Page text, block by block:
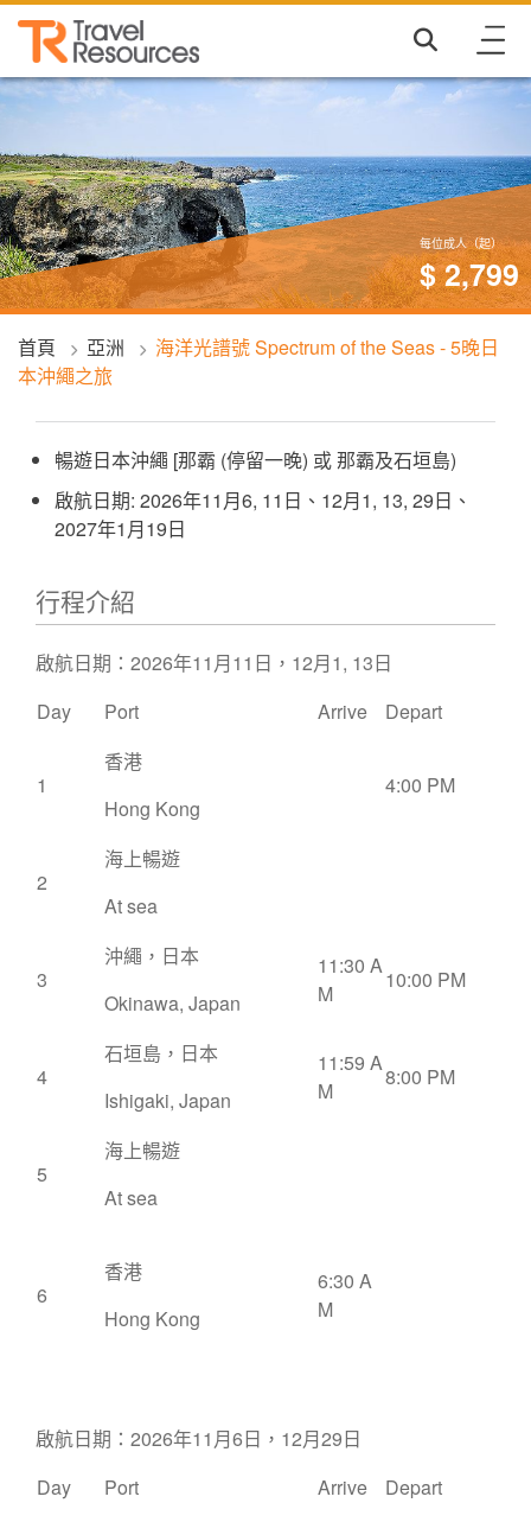
每位成人（起）
$ 2,799
首頁 亞洲
海洋光譜號 Spectrum of the Seas - 5晚日
本沖繩之旅
暢遊日本沖繩 [那霸 (停留一晚) 或 那霸及石垣島)
啟航日期: 2026年11月6, 11日、12月1, 13, 29日、
2027年1月19日
行程介紹
啟航日期：2026年11月11日，12月1, 13日
Day
Port Arrive Depart
1
香港
Hong Kong
4:00 PM
2
海上暢遊
At sea
3
沖繩，日本
Okinawa, Japan
11:30 A
M
10:00 PM
4
石垣島，日本
Ishigaki, Japan
11:59 A
M
8:00 PM
5
海上暢遊
At sea
6
香港
Hong Kong
6:30 A
M
啟航日期：2026年11月6日，12月29日
Day
Port Arrive Depart